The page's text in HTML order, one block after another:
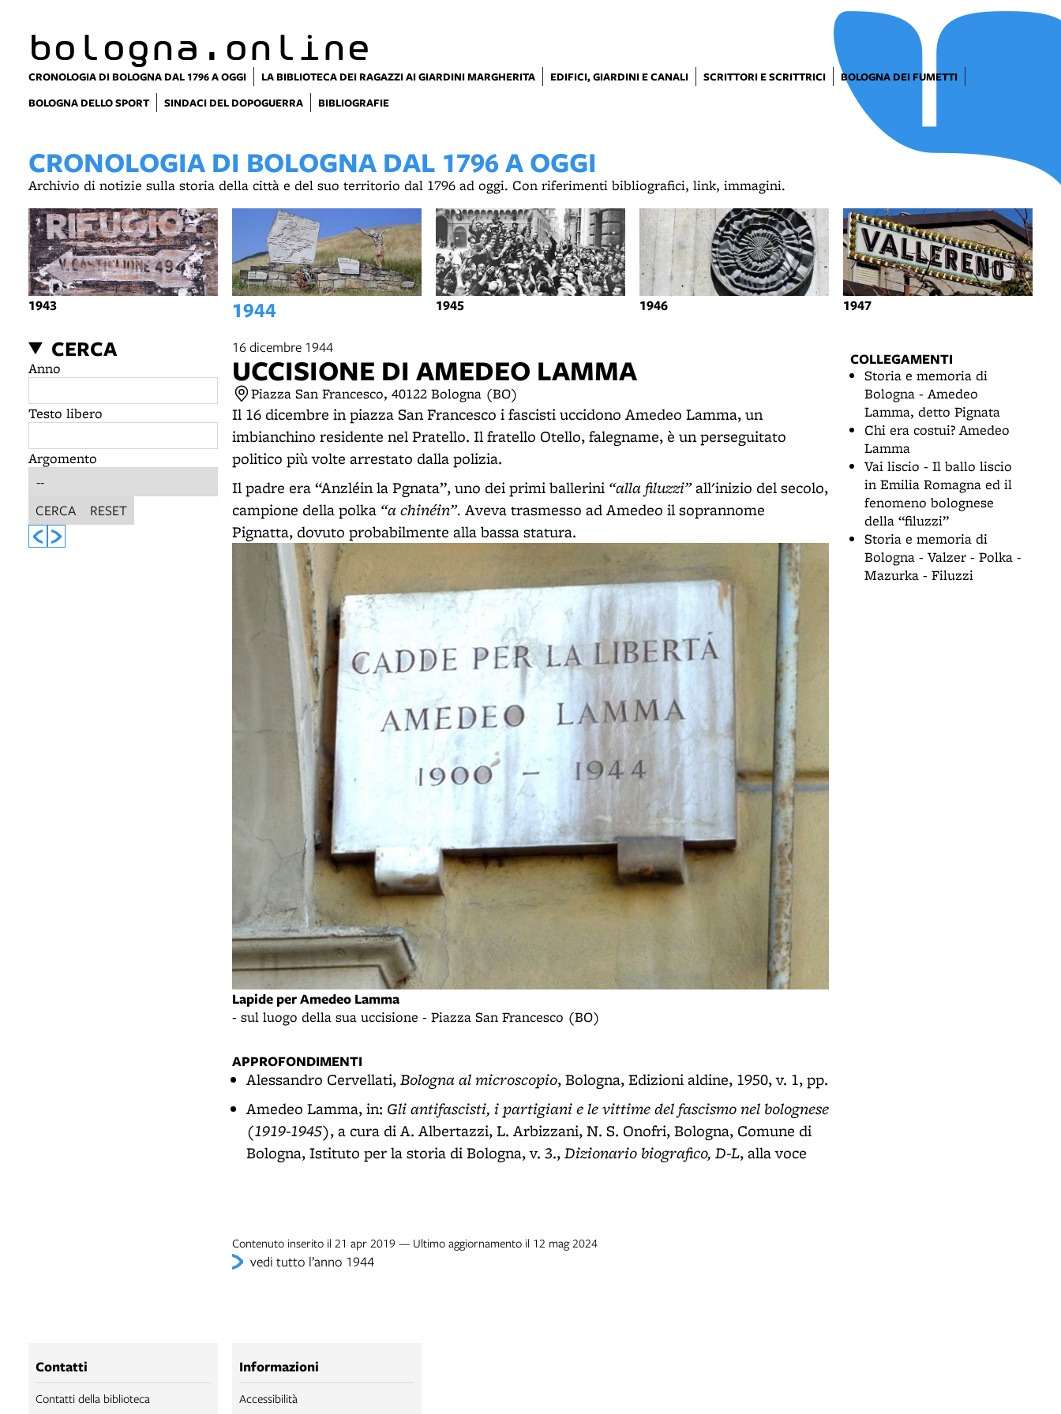
bologna.online
CRONOLOGIA DI BOLOGNA DAL 1796 A OGGI LA BIBLIOTECA DEI RAGAZZI AI GIARDINI MARGHERITA EDIFICI, GIARDINI E CANALI SCRITTORI E SCRITTRICI
BOLOGNA DEI FUMETTI
BOLOGNA DELLO SPORT
SINDACI DEL DOPOGUERRA BIBLIOGRAFIE
CRONOLOGIA DI BOLOGNA DAL 1796 A OGGI
Archivio di notizie sulla storia della città e del suo territorio dal 1796 ad oggi. Con riferimenti bibliografici, link, immagini.
1943 1944 1945 1946 1947
CERCA
Anno
Testo libero
Argomento
CERCA RESET
16 dicembre 1944
UCCISIONE DI AMEDEO LAMMA
Piazza San Francesco, 40122 Bologna (BO)
Il 16 dicembre in piazza San Francesco i fascisti uccidono Amedeo Lamma, un
imbianchino residente nel Pratello. Il fratello Otello, falegname, è un perseguitato
politico più volte arrestato dalla polizia.
Il padre era “Anzléin la Pgnata”, uno dei primi ballerini “alla filuzzi”all'inizio del secolo,
campione della polka “a chinéin”. Aveva trasmesso ad Amedeo il soprannome
Pignatta, dovuto probabilmente alla bassa statura.
Lapide per Amedeo Lamma
- sul luogo della sua uccisione - Piazza San Francesco (BO)
APPROFONDIMENTI
Alessandro Cervellati,Bologna al microscopio, Bologna, Edizioni aldine, 1950, v. 1, pp.
Amedeo Lamma, in: Gli antifascisti, i partigiani e le vittime del fascismo nel bolognese
(1919-1945), a cura di A. Albertazzi, L. Arbizzani, N. S. Onofri, Bologna, Comune di
Bologna, Istituto per la storia di Bologna, v. 3.,Dizionario biografico, D-L, alla voce
Contenuto inserito il 21 apr 2019 — Ultimo aggiornamento il 12 mag 2024
vedi tutto l’anno 1944
COLLEGAMENTI
Storia e memoria di
Bologna - Amedeo
Lamma, detto Pignata
Chi era costui? Amedeo
Lamma
Vai liscio - Il ballo liscio
in Emilia Romagna ed il
fenomeno bolognese
della “filuzzi”
Storia e memoria di
Bologna - Valzer - Polka -
Mazurka - Filuzzi
Contatti
Contatti della biblioteca
Informazioni
Accessibilità